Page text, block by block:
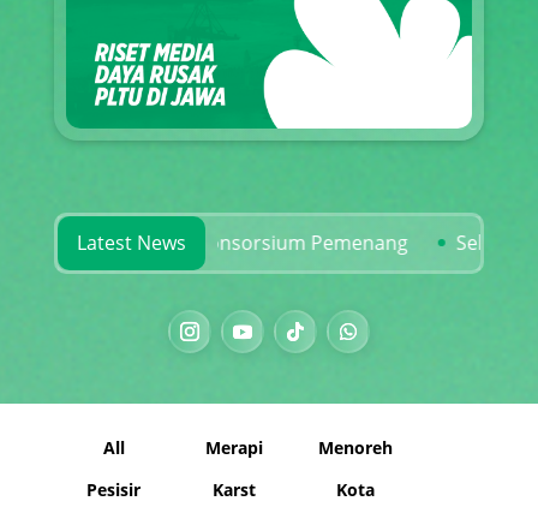
Latest News
Rekam Jejak Konsorsium Pemenang Selamatkan
All Merapi
Menoreh
Pesisir
Karst Kota